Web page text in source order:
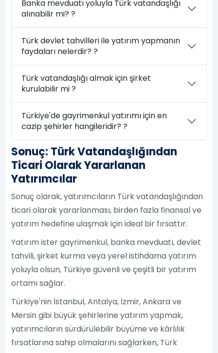
Banka mevduatı yoluyla Türk vatandaşlığı
alınabilir mi? ?
Türk devlet tahvilleri ile yatırım yapmanın
faydaları nelerdir? ?
Türk vatandaşlığı almak için şirket
kurulabilir mi ?
Türkiye'de gayrimenkul yatırımı için en
cazip şehirler hangileridir? ?
Sonuç: Türk Vatandaşlığından
Ticari Olarak Yararlanan
Yatırımcılar
Sonuç olarak, yatırımcıların Türk vatandaşlığından
ticari olarak yararlanması, birden fazla finansal ve
yatırım hedefine ulaşmak için ideal bir fırsattır.
Yatırım ister gayrimenkul, banka mevduatı, devlet
tahvili, şirket kurma veya yerel istihdama yatırım
yoluyla olsun, Türkiye güvenli ve çeşitli bir yatırım
ortamı sağlar.
Türkiye'nin İstanbul, Antalya, İzmir, Ankara ve
Mersin gibi büyük şehirlerine yatırım yapmak,
yatırımcıların sürdürülebilir büyüme ve kârlılık
fırsatlarına sahip olmalarını sağlarken, Türk